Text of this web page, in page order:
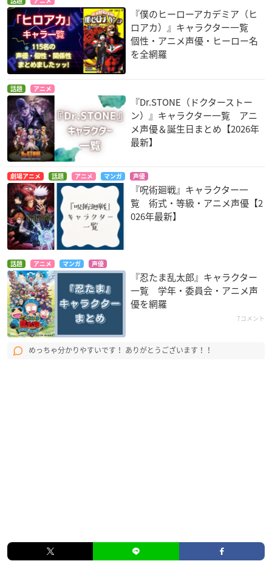
『僕のヒーローアカデミア（ヒ
ロアカ）』キャラクター一覧
個性・アニメ声優・ヒーロー名
を全網羅
話題 アニメ
『Dr.STONE（ドクターストー
ン）』キャラクター一覧 アニ
メ声優＆誕生日まとめ【2026年
最新】
劇場アニメ 話題 アニメ マンガ 声優
『呪術廻戦』キャラクター一
覧 術式・等級・アニメ声優【2
026年最新】
話題 アニメ マンガ 声優
『忍たま乱太郎』キャラクター
一覧 学年・委員会・アニメ声
優を網羅
7コメント
めっちゃ分かりやすいです！ ありがとうございます！！